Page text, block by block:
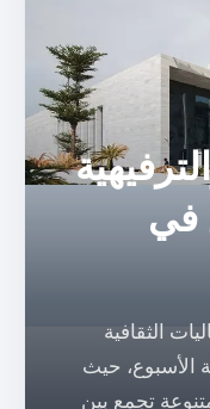
في
الثقافية
الأسبوع، حيث
تجمع بين